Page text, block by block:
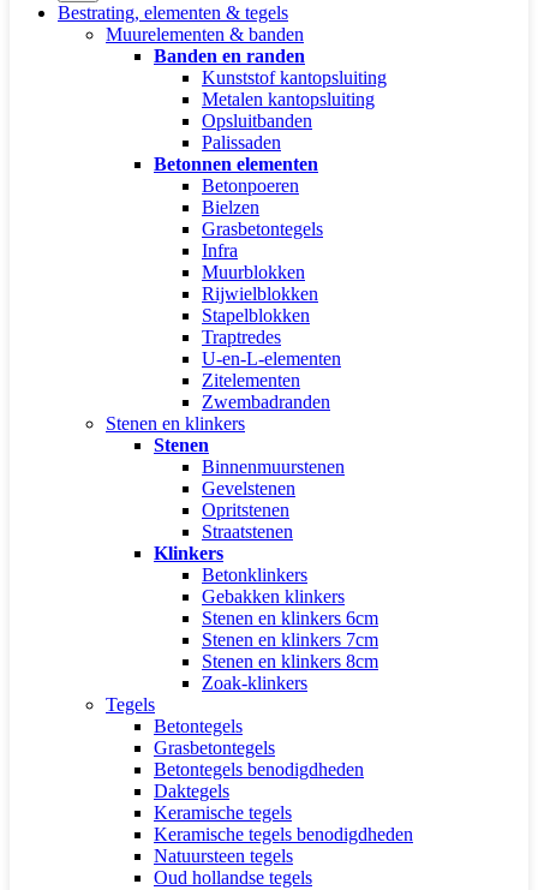
Bestrating, elementen & tegels
Muurelementen & banden
Banden en randen
Kunststof kantopsluiting
Metalen kantopsluiting
Opsluitbanden
Palissaden
Betonnen elementen
Betonpoeren
Bielzen
Grasbetontegels
Infra
Muurblokken
Rijwielblokken
Stapelblokken
Traptredes
U-en-L-elementen
Zitelementen
Zwembadranden
Stenen en klinkers
Stenen
Binnenmuurstenen
Gevelstenen
Opritstenen
Straatstenen
Klinkers
Betonklinkers
Gebakken klinkers
Stenen en klinkers 6cm
Stenen en klinkers 7cm
Stenen en klinkers 8cm
Zoak-klinkers
Tegels
Betontegels
Grasbetontegels
Betontegels benodigdheden
Daktegels
Keramische tegels
Keramische tegels benodigdheden
Natuursteen tegels
Oud hollandse tegels